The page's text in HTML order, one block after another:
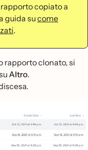
copiato a
guida sucome
.
rapporto clonato, si
Altro.